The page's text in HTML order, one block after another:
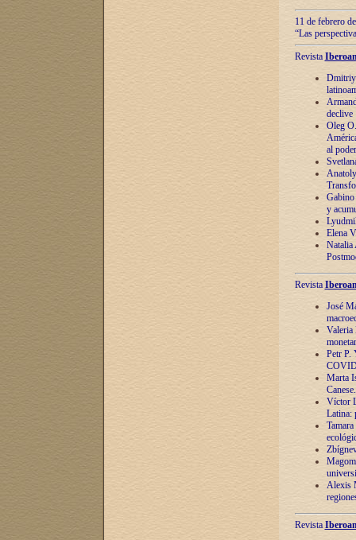
11 de febrero
“Las
Revista
Dmitriy
declive
Oleg
al poder
y
Elena
Natalia
Revista
José
Valeria
Petr P.
Marta
Víctor
Latina:
Alexis
Revista